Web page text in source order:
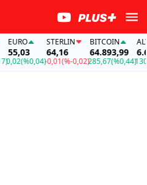
55,03
(%0,04)
STERLIN
64,16
-0,01(%-0,02)
BITCOIN
64.893,99
285,67(%0,44)